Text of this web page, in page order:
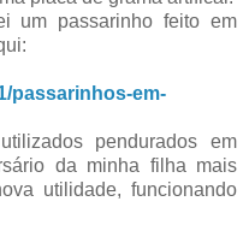
um passarinho feito em
passarinhos-em-
pendurados em
da minha filha mais
utilidade, funcionando